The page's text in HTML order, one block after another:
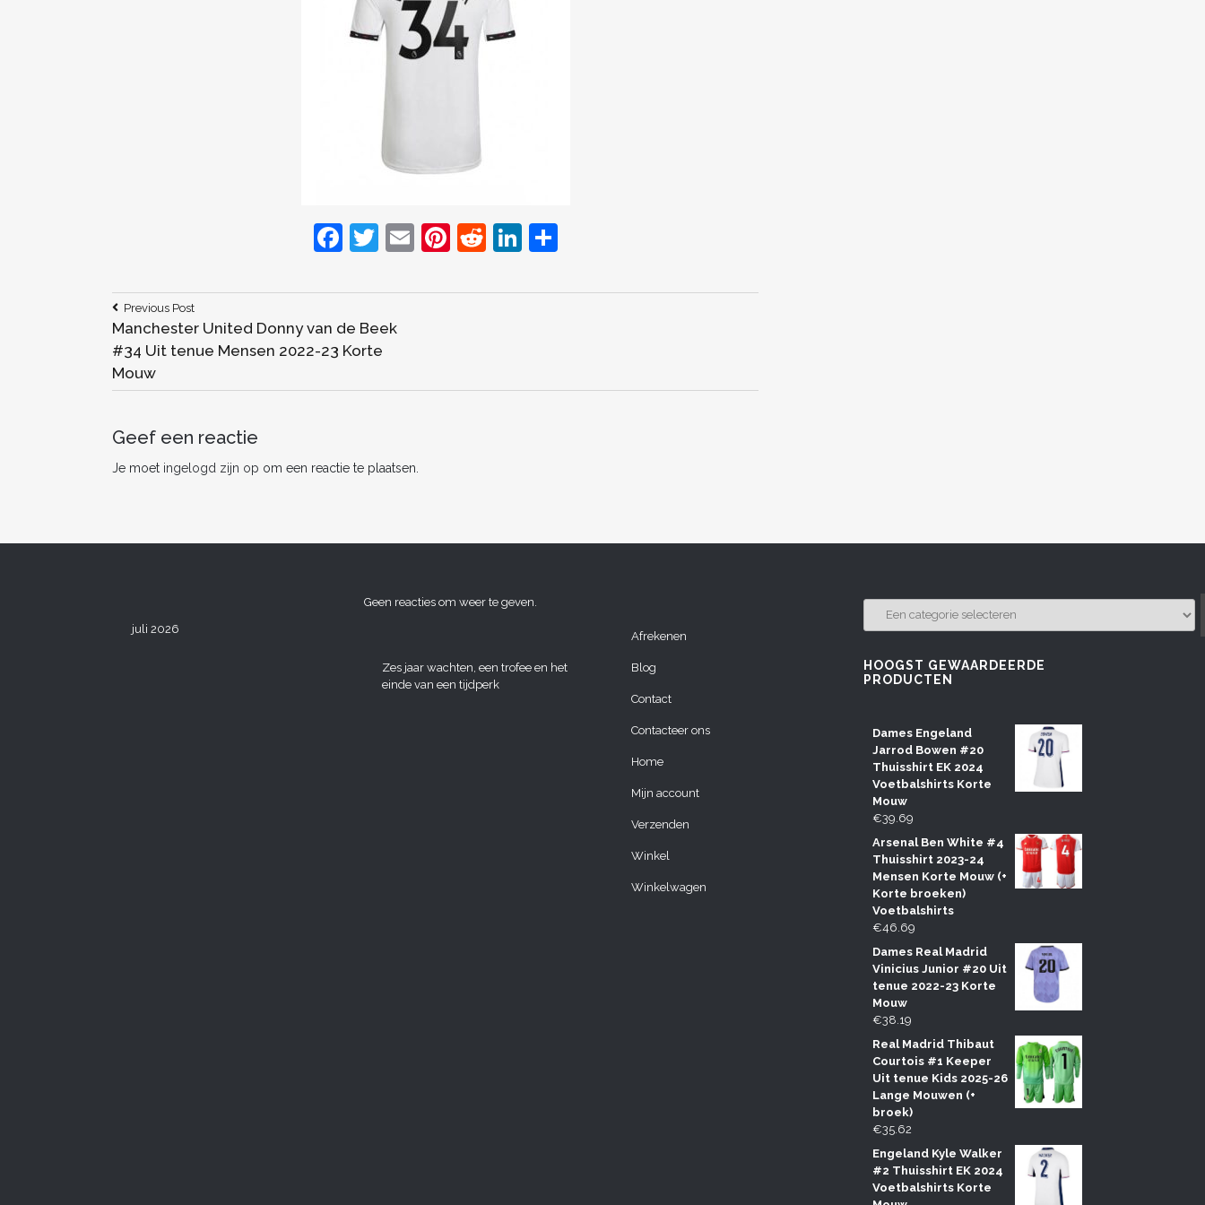
F
c
e
b
T
itt
er
E
ai
Pi
er
R
d
Li
k e
Bericht
navigatie
Previous PostPrevious
Post:
Manchester United Donny van de Beek
#34 Uit tenue Mensen 2022-23 Korte
Mouw
Geef een reactie
Je moet ingelogd zijn op om een reactie te plaatsen.
juli 2026
Geen reacties om weer te geven.
Zes jaar wachten, een trofee en het
einde van een tijdperk
Afrekenen
Blog
Contact
Contacteer ons
Home
Mijn account
Verzenden
Winkel
Winkelwagen
EEN
CATEGORIE
SELECTEREN
HOOGST GEWAARDEERDE
PRODUCTEN
Dames Engeland
Jarrod Bowen #20
Thuisshirt EK 2024
Voetbalshirts Korte
Mouw
€39.69
Arsenal Ben White #4
Thuisshirt 2023-24
Mensen Korte Mouw (+
Korte broeken)
Voetbalshirts
€46.69
Dames Real Madrid
Vinicius Junior #20 Uit
tenue 2022-23 Korte
Mouw
€38.19
Real Madrid Thibaut
Courtois #1 Keeper
Uit tenue Kids 2025-26
Lange Mouwen (+
broek)
€35.62
Engeland Kyle Walker
#2 Thuisshirt EK 2024
Voetbalshirts Korte